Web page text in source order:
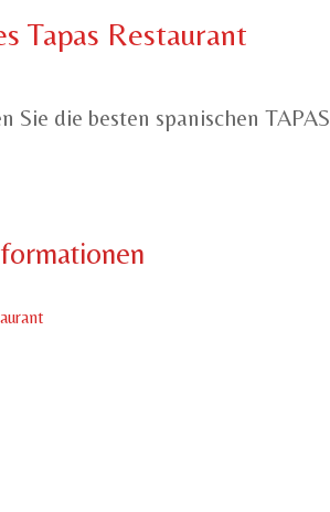
Tapas Restaurant
Sie die besten spanischen TAPAS